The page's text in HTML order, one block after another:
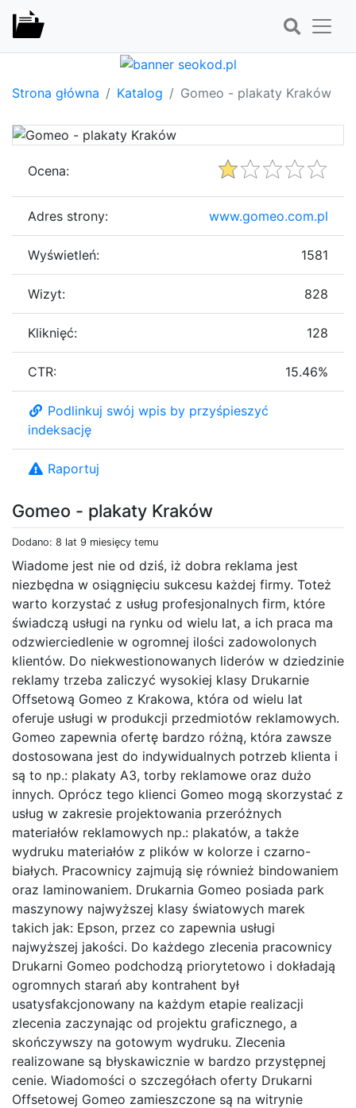
Strona główna Katalog Gomeo - plakaty Kraków
Gomeo - plakaty Kraków
Dodano: 8 lat 9 miesięcy temu
Wiadome jest nie od dziś, iż dobra reklama jest
niezbędna w osiągnięciu sukcesu każdej firmy. Toteż
warto korzystać z usług profesjonalnych firm, które
świadczą usługi na rynku od wielu lat, a ich praca ma
odzwierciedlenie w ogromnej ilości zadowolonych
klientów. Do niekwestionowanych liderów w dziedzinie
reklamy trzeba zaliczyć wysokiej klasy Drukarnie
Offsetową Gomeo z Krakowa, która od wielu lat
oferuje usługi w produkcji przedmiotów reklamowych.
Gomeo zapewnia ofertę bardzo różną, która zawsze
dostosowana jest do indywidualnych potrzeb klienta i
są to np.: plakaty A3, torby reklamowe oraz dużo
innych. Oprócz tego klienci Gomeo mogą skorzystać z
usług w zakresie projektowania przeróżnych
materiałów reklamowych np.: plakatów, a także
wydruku materiałów z plików w kolorze i czarno-
białych. Pracownicy zajmują się również bindowaniem
oraz laminowaniem. Drukarnia Gomeo posiada park
maszynowy najwyższej klasy światowych marek
takich jak: Epson, przez co zapewnia usługi
najwyższej jakości. Do każdego zlecenia pracownicy
Drukarni Gomeo podchodzą priorytetowo i dokładają
ogromnych starań aby kontrahent był
usatysfakcjonowany na każdym etapie realizacji
zlecenia zaczynając od projektu graficznego, a
skończywszy na gotowym wydruku. Zlecenia
realizowane są błyskawicznie w bardzo przystępnej
cenie. Wiadomości o szczegółach oferty Drukarni
Offsetowej Gomeo zamieszczone są na witrynie
Ocena:
Adres strony: www.gomeo.com.pl
Wyświetleń: 1581
Wizyt: 828
Kliknięć: 128
CTR: 15.46%
Podlinkuj swój wpis by przyśpieszyć
indeksację
Raportuj